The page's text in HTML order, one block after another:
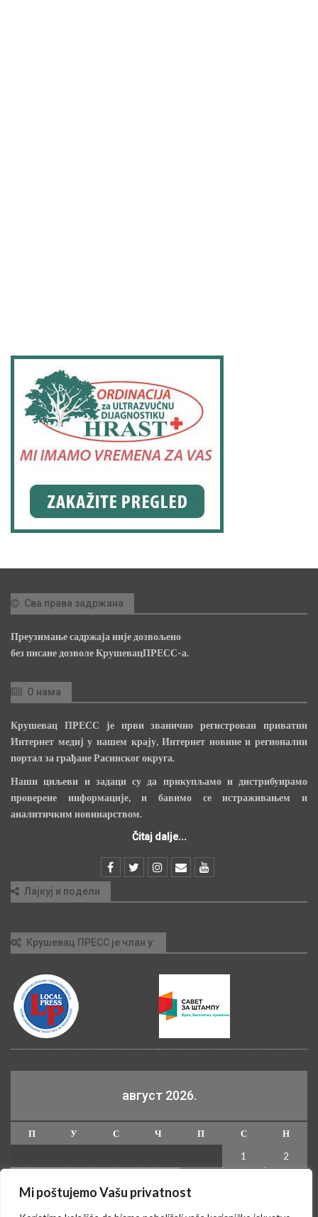
Mi poštujemo Vašu privatnost
Сва права задржана
Преузимање садржаја није дозвољено
без писане дозволе КрушевацПРЕСС-а.
О нама
Крушевац ПРЕСС је први званично регистрован приватни
Интернет медиј у нашем крају, Интернет новине и регионални
портал за грађане Расинског округа.
Наши циљеви и задаци су да прикупљамо и дистрибуирамо
проверене информације, и бавимо се истраживањем и
аналитичким новинарством.
Čitaj dalje...
Лајкуј и подели
Крушевац ПРЕСС је члан у:
август 2026.
П У С Ч П С
Н
1
2
10 11